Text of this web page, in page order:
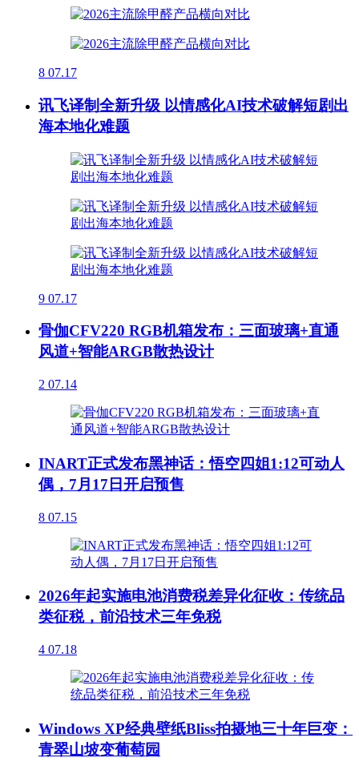
8 07.17
讯飞译制全新升级 以情感化AI技术破解短剧出
海本地化难题
9 07.17
骨伽CFV220 RGB机箱发布：三面玻璃+直通
风道+智能ARGB散热设计
2 07.14
INART正式发布黑神话：悟空四姐1:12可动人
偶，7月17日开启预售
8 07.15
2026年起实施电池消费税差异化征收：传统品
类征税，前沿技术三年免税
4 07.18
Windows XP经典壁纸Bliss拍摄地三十年巨变：
青翠山坡变葡萄园